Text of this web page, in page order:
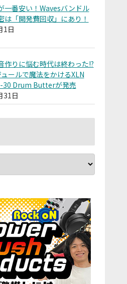
一番安い！Wavesバンドル
は「開発費回収」にあり！
1日
作りに悩む時代は終わった!?
ールで魔法をかけるXLN
30 Drum Butterが発売
31日